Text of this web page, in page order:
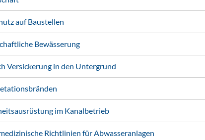
auf Baustellen
Bewässerung
Versickerung in den Untergrund
im Kanalbetrieb
Richtlinien für Abwasseranlagen